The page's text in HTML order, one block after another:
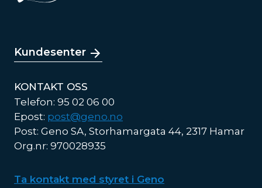
Kundesenter
KONTAKT OSS
Telefon: 95 02 06 00
Epost: post@geno.no
Post: Geno SA, Storhamargata 44, 2317 Hamar
Org.nr: 970028935
Ta kontakt med styret i Geno